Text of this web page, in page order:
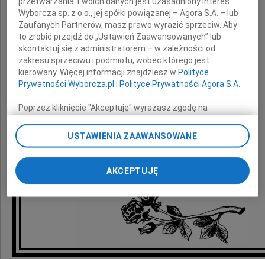
z powodu śmierci
Męża
Burmistrz Miasta i Gminy Kąty Wrocławskie,
Rada Miejska i pracownicy UMiG
Wyborcza sp. z o.o., jej spółki powiązanej – Agora S.A. – lub
Zaufanych Partnerów, masz prawo wyrazić sprzeciw. Aby
to zrobić przejdź do „Ustawień Zaawansowanych” lub
skontaktuj się z administratorem – w zależności od
zakresu sprzeciwu i podmiotu, wobec którego jest
kierowany. Więcej informacji znajdziesz wPolityce
Prywatności Wyborcza.pl iPolityce Prywatności Agora S.A.
Poprzez kliknięcie "Akceptuję" wyrażasz zgodę na
Wyborczej sp. z o. o. jej Zaufanych Partnerów i Agora S.A.
na Twoim urządzeniu końcowym. Możesz też w każdej
chwili zmienić swoje preferencje dot. plików cookie,
ponownie wywołując narzędzie do zarządzania Twoimi
preferencjami dot. przetwarzania danych poprzez
przechodząc do sekcji „Ustawienia zaawansowane”.
Zmiana ustawień plików cookie możliwa jest także za
pomocą ustawień przeglądarki.
My, nasi Zaufani Partnerzy i Agora S.A. możemy
USTAWIENIA ZAAWANSOWANE
AKCEPTUJĘ